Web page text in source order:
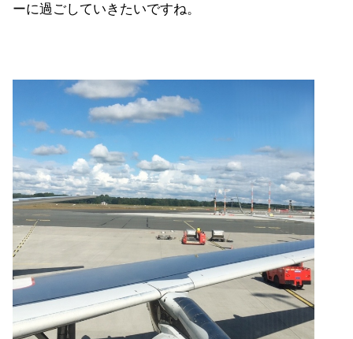
ーに過ごしていきたいですね。